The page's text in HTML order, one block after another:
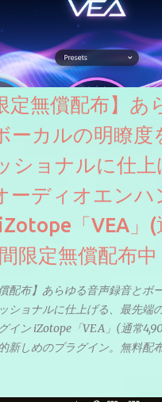
定無償配布】あ
ーカルの明瞭度
ショナルに仕
ーディオエンハ
「VEA」(
限定無償配布中
配布】あらゆる音声録音とボ
ショナルに仕上げる、最先端
イン iZotope「VEA」(通常
新しめのプラグイン。無料配